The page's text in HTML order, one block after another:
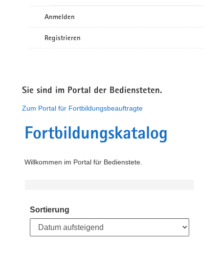
Anmelden
Registrieren
Sie sind im Portal der Bediensteten.
Zum Portal für Fortbildungsbeauftragte
Fortbildungskatalog
Willkommen im Portal für Bedienstete.
Sortierung